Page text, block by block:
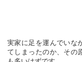
CONTACT 相談
実家に足を運んでいな
てしまったのか、その